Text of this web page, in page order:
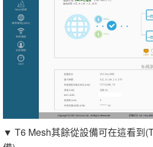
▼ T6 Mesh其餘從設備可在這看到